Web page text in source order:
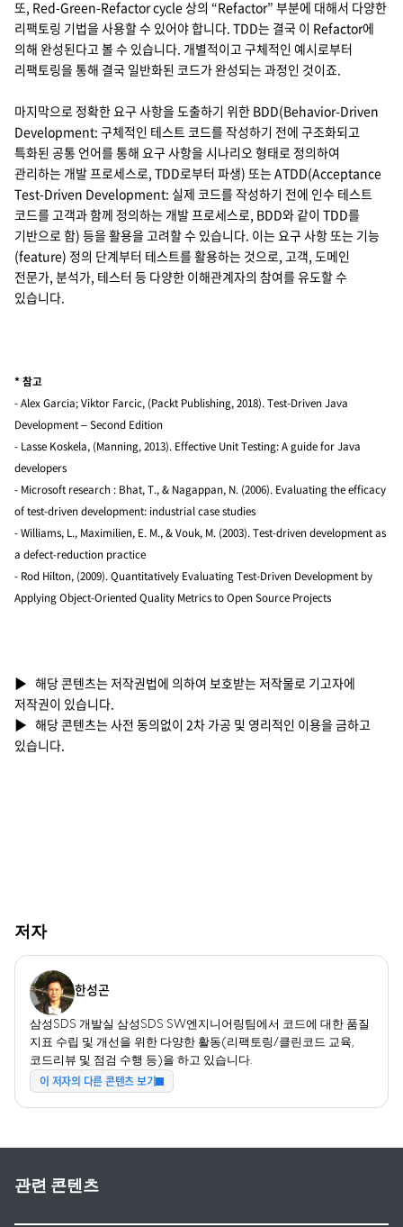
또, Red-Green-Refactor cycle 상의 “Refactor” 부분에 대해서 다양한
리팩토링 기법을 사용할 수 있어야 합니다. TDD는 결국 이 Refactor에
의해 완성된다고 볼 수 있습니다. 개별적이고 구체적인 예시로부터
리팩토링을 통해 결국 일반화된 코드가 완성되는 과정인 것이죠.
마지막으로 정확한 요구 사항을 도출하기 위한 BDD(Behavior-Driven
Development: 구체적인 테스트 코드를 작성하기 전에 구조화되고
특화된 공통 언어를 통해 요구 사항을 시나리오 형태로 정의하여
관리하는 개발 프로세스로, TDD로부터 파생) 또는 ATDD(Acceptance
Test-Driven Development: 실제 코드를 작성하기 전에 인수 테스트
코드를 고객과 함께 정의하는 개발 프로세스로, BDD와 같이 TDD를
기반으로 함) 등을 활용을 고려할 수 있습니다. 이는 요구 사항 또는 기능
(feature) 정의 단계부터 테스트를 활용하는 것으로, 고객, 도메인
전문가, 분석가, 테스터 등 다양한 이해관계자의 참여를 유도할 수
있습니다.
* 참고
- Alex Garcia; Viktor Farcic, (Packt Publishing, 2018). Test-Driven Java
Development – Second Edition
- Lasse Koskela, (Manning, 2013). Effective Unit Testing: A guide for Java
developers
- Microsoft research : Bhat, T., & Nagappan, N. (2006). Evaluating the efficacy
of test-driven development: industrial case studies
- Williams, L., Maximilien, E. M., & Vouk, M. (2003). Test-driven development as
a defect-reduction practice
- Rod Hilton, (2009). Quantitatively Evaluating Test-Driven Development by
Applying Object-Oriented Quality Metrics to Open Source Projects
▶ 해당 콘텐츠는 저작권법에 의하여 보호받는 저작물로 기고자에
저작권이 있습니다.
▶ 해당 콘텐츠는 사전 동의없이 2차 가공 및 영리적인 이용을 금하고
있습니다.
저자
한성곤
삼성SDS 개발실 삼성SDS SW엔지니어링팀에서 코드에 대한 품질
지표 수립 및 개선을 위한 다양한 활동(리팩토링/클린코드 교육,
코드리뷰 및 점검 수행 등)을 하고 있습니다.
이 저자의 다른 콘텐츠 보기
관련 콘텐츠